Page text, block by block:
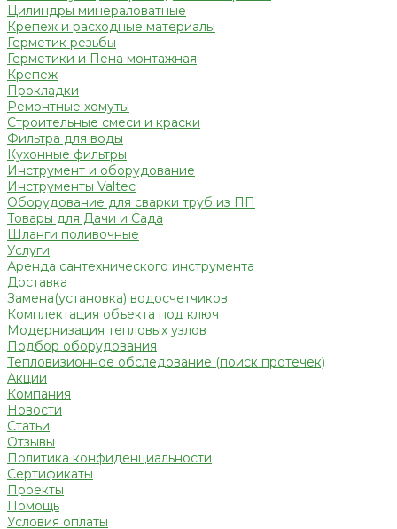
Цилиндры минераловатные
Крепеж и расходные материалы
Герметик резьбы
Герметики и Пена монтажная
Крепеж
Прокладки
Ремонтные хомуты
Строительные смеси и краски
Фильтра для воды
Кухонные фильтры
Инструмент и оборудование
Инструменты Valtec
Оборудование для сварки труб из ПП
Товары для Дачи и Сада
Шланги поливочные
Услуги
Аренда сантехнического инструмента
Доставка
Замена(установка) водосчетчиков
Комплектация объекта под ключ
Модернизация тепловых узлов
Подбор оборудования
Тепловизионное обследование (поиск протечек)
Акции
Компания
Новости
Статьи
Отзывы
Политика конфиденциальности
Сертификаты
Проекты
Помощь
Условия оплаты